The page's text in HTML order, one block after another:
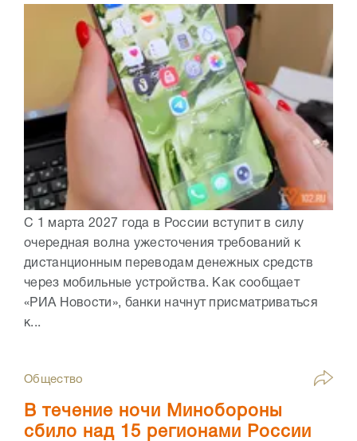
С 1 марта 2027 года в России вступит в силу
очередная волна ужесточения требований к
дистанционным переводам денежных средств
через мобильные устройства. Как сообщает
«РИА Новости», банки начнут присматриваться
к...
Общество
В течение ночи Минобороны
сбило над 15 регионами России